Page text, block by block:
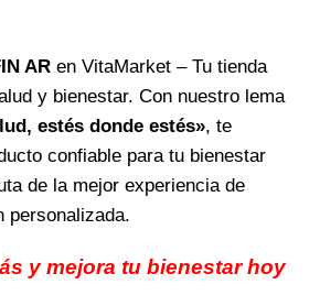
AR en VitaMarket – Tu tienda
y bienestar. Con nuestro lema
estés donde estés», te
confiable para tu bienestar
de la mejor experiencia de
personalizada.
y mejora tu bienestar hoy